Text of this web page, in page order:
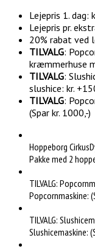
Lejepris 1. dag:
Lejepris pr.
20% rabat ved
TILVALG:
kræmmerhuse
TILVALG:
slushice: kr.
TILVALG:
(Spar kr. 1000,-)
Hoppeborg
Pakke med 2
TILVALG:
Popcornmaskine:
TILVALG:
Slushicemaskine: